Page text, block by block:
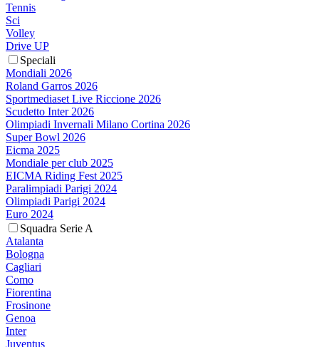
Tennis
Sci
Volley
Drive UP
Speciali
Mondiali 2026
Roland Garros 2026
Sportmediaset Live Riccione 2026
Scudetto Inter 2026
Olimpiadi Invernali Milano Cortina 2026
Super Bowl 2026
Eicma 2025
Mondiale per club 2025
EICMA Riding Fest 2025
Paralimpiadi Parigi 2024
Olimpiadi Parigi 2024
Euro 2024
Squadra Serie A
Atalanta
Bologna
Cagliari
Como
Fiorentina
Frosinone
Genoa
Inter
Juventus